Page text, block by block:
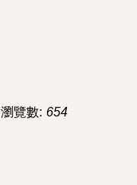
瀏覽數: 654